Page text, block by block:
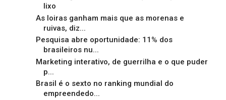
lixo
As loiras ganham mais que as morenas e
ruivas, diz...
Pesquisa abre oportunidade: 11% dos
brasileiros nu...
Marketing interativo, de guerrilha e o que puder
p...
Brasil é o sexto no ranking mundial do
empreendedo...